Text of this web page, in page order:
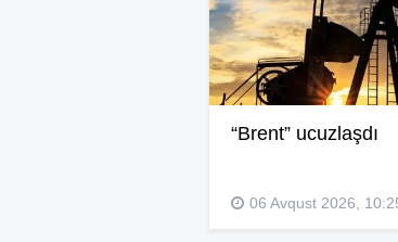
“Brent” ucuzlaşdı
06 Avqust 2026,